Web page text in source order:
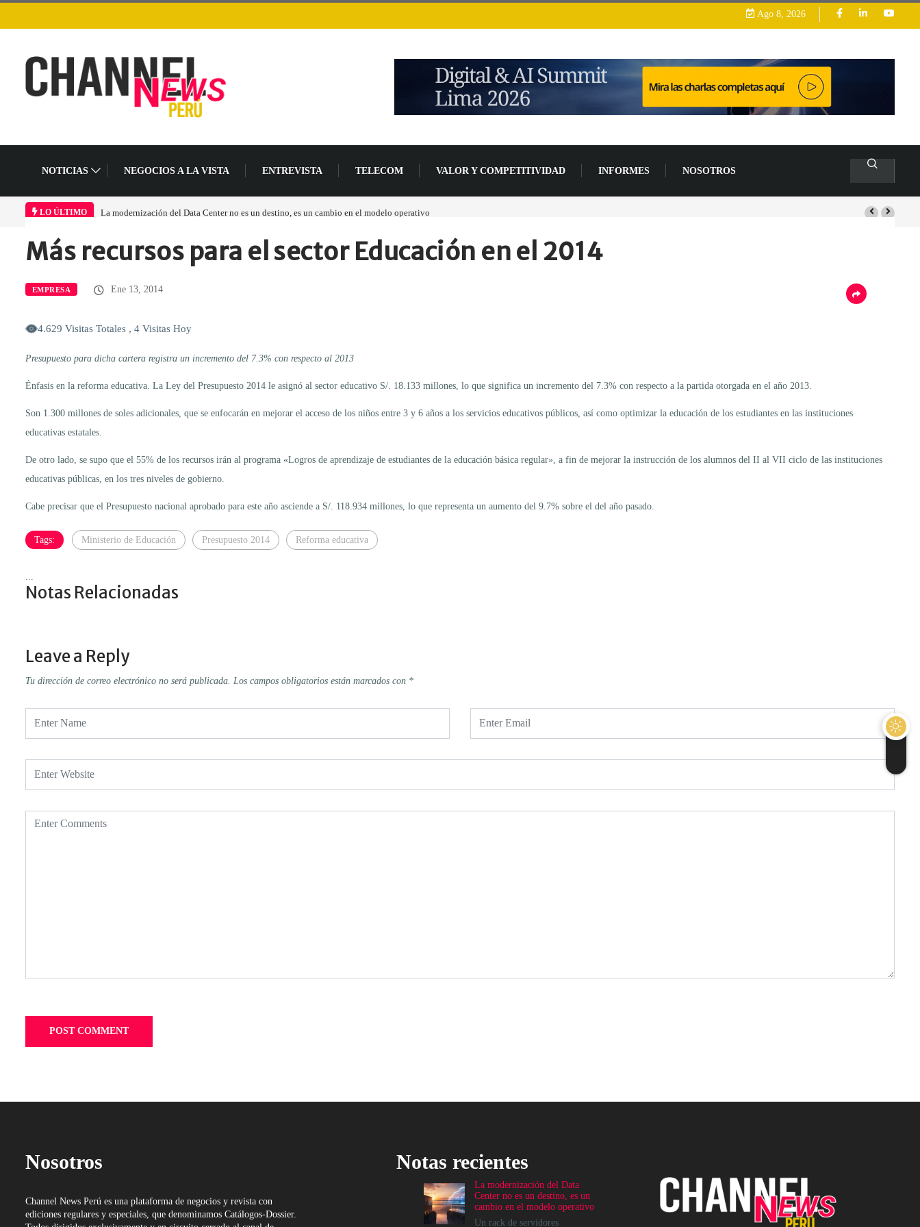
Ago 8, 2026
NOTICIAS NEGOCIOS A LA VISTA ENTREVISTA TELECOM VALOR Y COMPETITIVIDAD INFORMES NOSOTROS
LO ÚLTIMO La modernización del Data Center no es un destino, es un cambio en el modelo operativo
Home Empresa Más recursos para…
Más recursos para el sector Educación en el 2014
EMPRESA Ene 13, 2014
4.629 Visitas Totales , 4 Visitas Hoy
Presupuesto para dicha cartera registra un incremento del 7.3% con respecto al 2013
Énfasis en la reforma educativa. La Ley del Presupuesto 2014 le asignó al sector educativo S/. 18.133 millones, lo que significa un incremento del 7.3% con respecto a la partida otorgada en el año 2013.
Son 1.300 millones de soles adicionales, que se enfocarán en mejorar el acceso de los niños entre 3 y 6 años a los servicios educativos públicos, así como optimizar la educación de los estudiantes en las instituciones
educativas estatales.
De otro lado, se supo que el 55% de los recursos irán al programa «Logros de aprendizaje de estudiantes de la educación básica regular», a fin de mejorar la instrucción de los alumnos del II al VII ciclo de las instituciones
educativas públicas, en los tres niveles de gobierno.
Cabe precisar que el Presupuesto nacional aprobado para este año asciende a S/. 118.934 millones, lo que representa un aumento del 9.7% sobre el del año pasado.
Tags: Ministerio de Educación Presupuesto 2014 Reforma educativa
Notas Relacionadas
Leave a Reply
Tu dirección de correo electrónico no será publicada. Los campos obligatorios están marcados con *
Nosotros
Channel News Perú es una plataforma de negocios y revista con
ediciones regulares y especiales, que denominamos Catálogos-Dossier.
Notas recientes
La modernización del Data
Center no es un destino, es un
cambio en el modelo operativo
Un rack de servidores